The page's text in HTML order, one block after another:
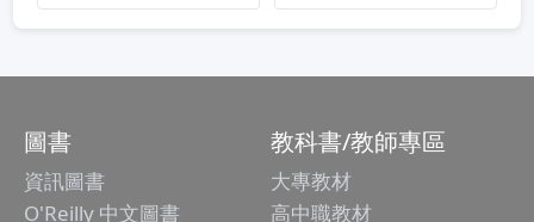
圖書
資訊圖書
O'Reilly 中文圖書
教科書/教師專區
大專教材
高中職教材